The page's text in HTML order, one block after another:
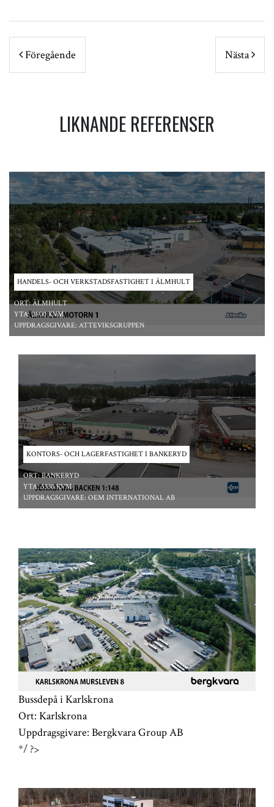
POST NAVIGATION
Föregående Nästa
LIKNANDE REFERENSER
HANDELS- OCH VERKSTADSFASTIGHET I ÄLMHULT
ORT:ÄLMHULT
YTA:2800 KVM
UPPDRAGSGIVARE: ATTEVIKSGRUPPEN
*/ ?>
KONTORS- OCH LAGERFASTIGHET I BANKERYD
ORT:BANKERYD
YTA:5330 KVM
UPPDRAGSGIVARE: OEM INTERNATIONAL AB
*/ ?>
Bussdepå i Karlskrona
Ort: Karlskrona
Uppdragsgivare: Bergkvara Group AB
*/ ?>